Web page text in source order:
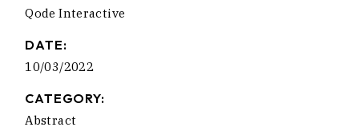
Qode Interactive
DATE:
10/03/2022
CATEGORY:
Abstract